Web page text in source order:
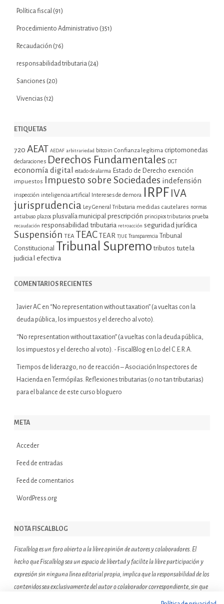
Política fiscal (91)
Procedimiento Administrativo (351)
Recaudación (76)
responsabilidad tributaria (24)
Sanciones (20)
Vivencias (12)
ETIQUETAS
720 AEAT AEDAF arbitrariedad bitcoin Confianza legítima criptomonedas
declaraciones Derechos Fundamentales DGT
economía digital estado de alarma Estado de Derecho exención
impuestos Impuesto sobre Sociedades indefensión
inspección inteligencia artificial Intereses de demora IRPF IVA
jurisprudencia Ley General Tributaria medidas cautelares normas
antiabuso plazos plusvalía municipal prescripción principios tributarios prueba
recaudación responsabilidad tributaria retroacción seguridad jurídica
Suspensión TEA TEAC TEAR TJUE Transparencia Tribunal
Constitucional Tribunal Supremo tributos tutela
judicial efectiva
COMENTARIOS RECIENTES
Javier AC en “No representation without taxation” (a vueltas con la
deuda pública, los impuestos y el derecho al voto).
“No representation without taxation” (a vueltas con la deuda pública,
los impuestos y el derecho al voto). - FiscalBlog en Lo del C.E.R.A.
Tiempos de liderazgo, no de reacción – Asociación Inspectores de
Hacienda en
Termópilas. Reflexiones tributarias (o no tan tributarias)
para el balance de este curso bloguero
META
Acceder
Feed de entradas
Feed de comentarios
WordPress.org
NOTA FISCALBLOG
Fiscalblog es un foro abierto a la libre opinión de autores y colaboradores. El
hecho que Fiscalblog sea un espacio de libertad y facilite la libre participación y
expresión sin ninguna línea editorial propia, implica que la responsabilidad de los
contenidos sea exclusivamente del autor o colaborador correspondiente, sin que
ello suponga que el resto de miembros de la comunidad de Fiscalblog asuman o